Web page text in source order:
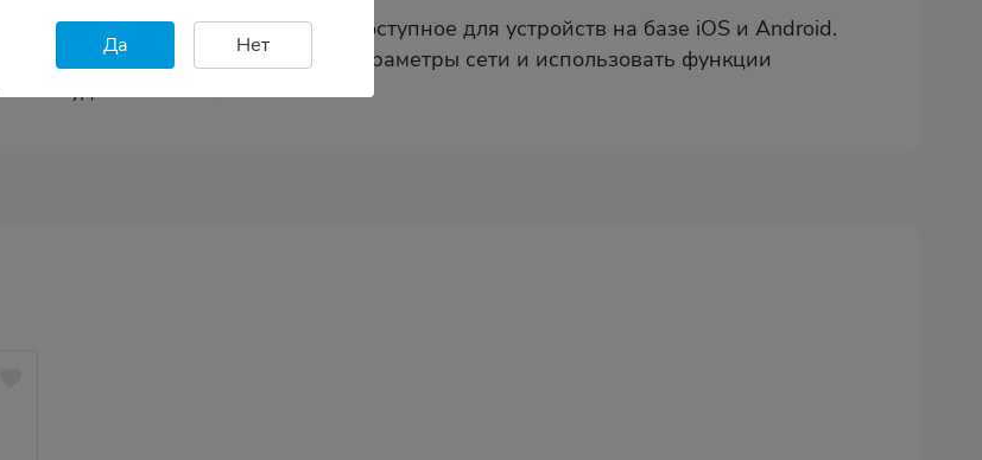
приложение MERCUSYS, доступное для устройств на базе iOS и Android.
устройства, настраивать параметры сети и использовать функции
и удобство использования
Да Нет